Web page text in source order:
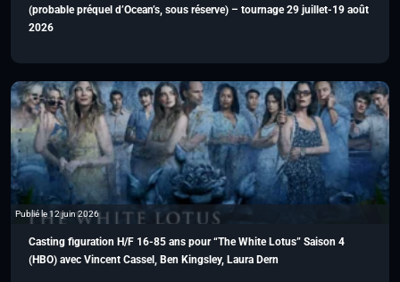
(probable préquel d’Ocean’s, sous réserve) – tournage 29 juillet-19 août
2026
Publié le 12 juin 2026
Casting figuration H/F 16-85 ans pour “The White Lotus” Saison 4
(HBO) avec Vincent Cassel, Ben Kingsley, Laura Dern